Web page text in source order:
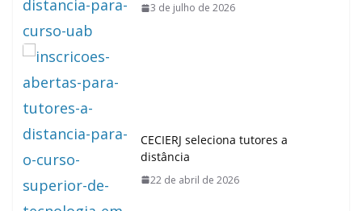
3 de julho de 2026
CECIERJ seleciona tutores a
distância
22 de abril de 2026